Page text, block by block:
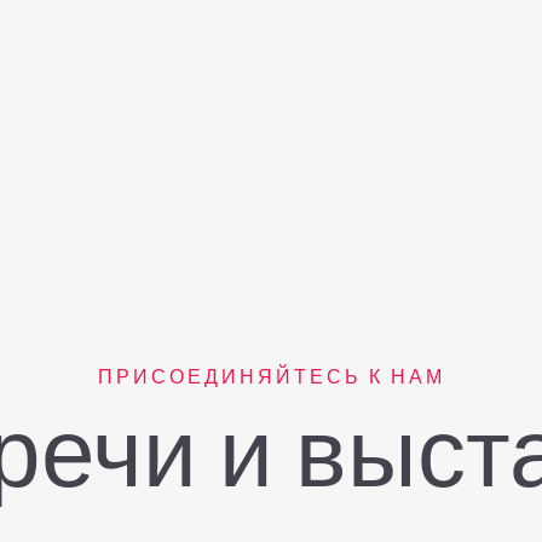
ПРИСОЕДИНЯЙТЕСЬ К НАМ
и